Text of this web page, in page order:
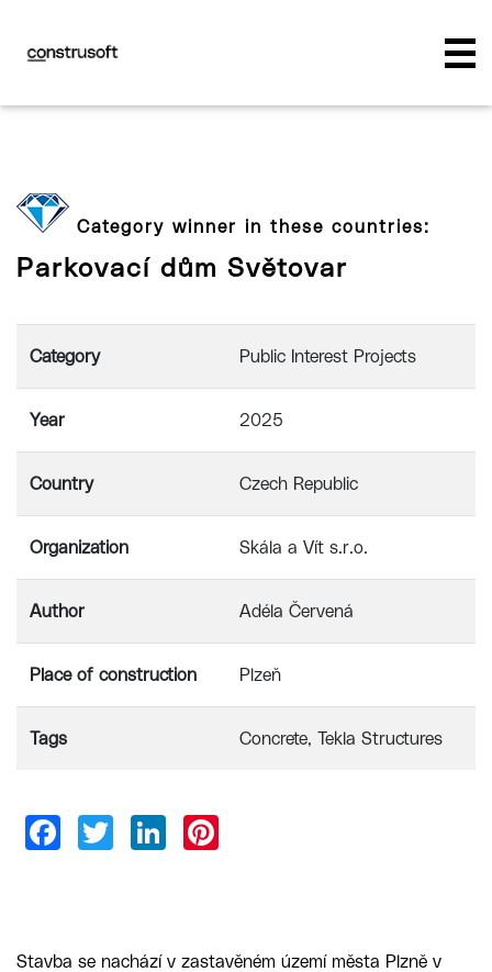
Category winner in these countries:
Parkovací dům Světovar
Category Public Interest Projects
Year 2025
Country Czech Republic
Organization Skála a Vít s.r.o.
Author Adéla Červená
Place of construction Plzeň
Tags Concrete Tekla Structures
Stavba se nachází v zastavěném území města Plzně v